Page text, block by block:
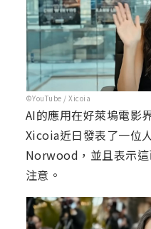
©YouTube / Xicoia
AI的應用在好萊塢電影
Xicoia近日發表了一位
Norwood，並且表示
注意。